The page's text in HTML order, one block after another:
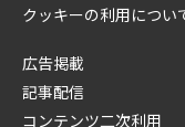
クッキーの利用につい
広告掲載
記事配信
コンテンツ二次利用